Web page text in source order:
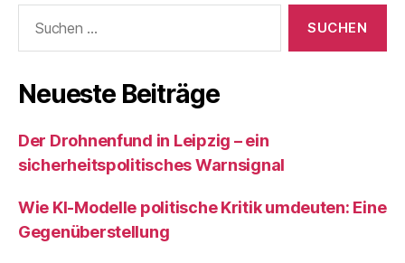
nach:
Neueste Beiträge
Der Drohnenfund in Leipzig – ein
sicherheitspolitisches Warnsignal
Wie KI‑Modelle politische Kritik umdeuten: Eine
Gegenüberstellung